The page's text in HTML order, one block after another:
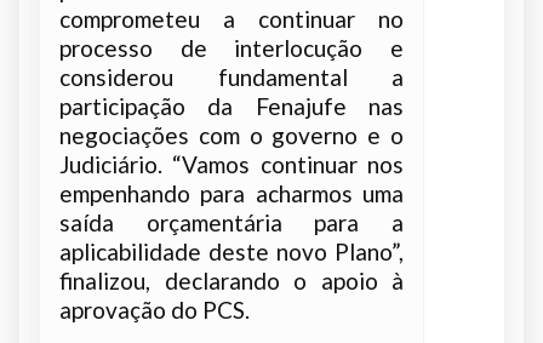
comprometeu a continuar no
processo de interlocução e
considerou fundamental a
participação da Fenajufe nas
negociações com o governo e o
Judiciário. “Vamos continuar nos
empenhando para acharmos uma
saída orçamentária para a
aplicabilidade deste novo Plano”,
finalizou, declarando o apoio à
aprovação do PCS.